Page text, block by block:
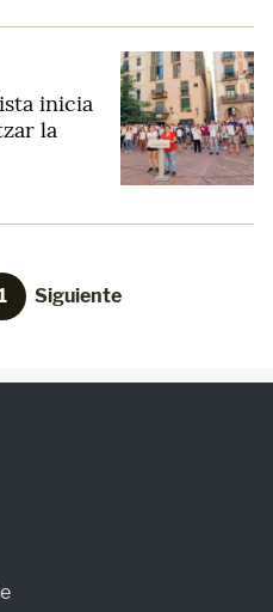
inicia
la
Siguiente